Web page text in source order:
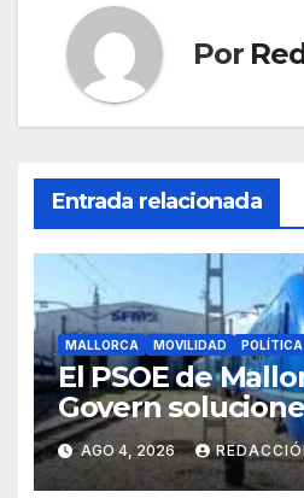
Por
Entrada relacionada
MALLORCA MOVILIDAD POLÍTICA
El PSOE de
Govern
tijeretazo de
agosto
AGO 4, 2026